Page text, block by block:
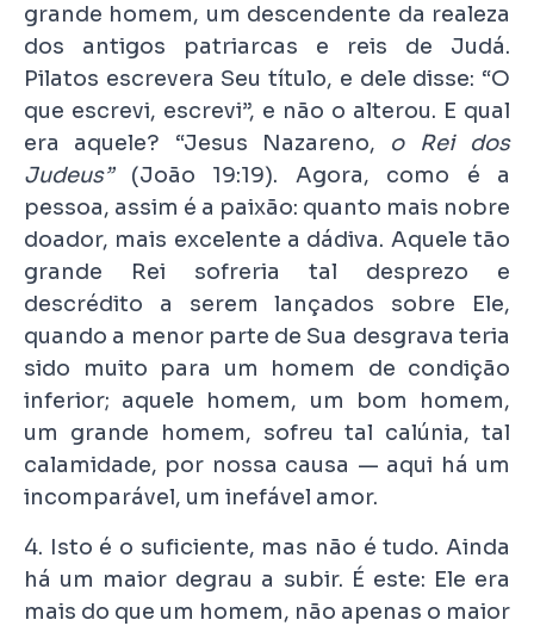
grande homem, um descendente da realeza
dos antigos patriarcas e reis de Judá.
Pilatos escrevera Seu título, e dele disse: “O
que escrevi, escrevi”, e não o alterou. E qual
era aquele? “Jesus Nazareno, o Rei dos
Judeus” (João 19:19). Agora, como é a
pessoa, assim é a paixão: quanto mais nobre
doador, mais excelente a dádiva. Aquele tão
grande Rei sofreria tal desprezo e
descrédito a serem lançados sobre Ele,
quando a menor parte de Sua desgrava teria
sido muito para um homem de condição
inferior; aquele homem, um bom homem,
um grande homem, sofreu tal calúnia, tal
calamidade, por nossa causa — aqui há um
incomparável, um inefável amor.
4. Isto é o suficiente, mas não é tudo. Ainda
há um maior degrau a subir. É este: Ele era
mais do que um homem, não apenas o maior